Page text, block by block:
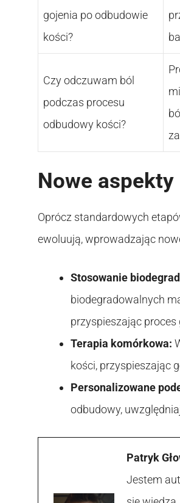
gojenia po odbudowie
kości?
Czy odczuwam ból
podczas procesu
odbudowy kości?
Nowe
Oprócz standardowych
ewoluują, wprowadzając
Stosowanie
biodegradowalnych
przyspieszając proces
Terapia komórkowa:
kości, przyspieszając
Personalizowane
odbudowy,
Patryk
Jestem